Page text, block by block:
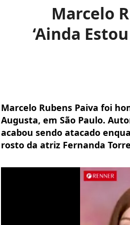
Marcelo
‘Ainda
Marcelo Rubens Paiva foi
Augusta, em São Paulo.
acabou sendo atacado
rosto da atriz Fernanda